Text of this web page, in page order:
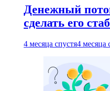
Денежный
сделать его
4 месяца спустя4 месяца